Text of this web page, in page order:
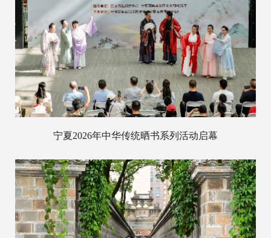
宁夏2026年中华传统晒书系列活动启幕